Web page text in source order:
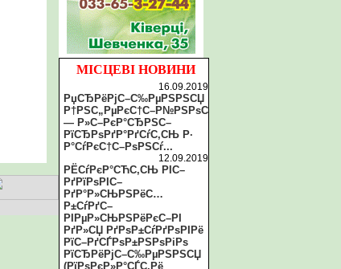
МІСЦЕВІ НОВИНИ
16.09.2019
РџСЂРёРјС–С‰РµРЅРЅСЏ
Р†РЅС„РµРєС†С–Р№РЅРѕС
— Р»С–РєР°СЂРЅС–
РїСЂРѕРґР°РґСѓС‚СЊ Р·
Р°СѓРєС†С–РѕРЅСѓ...
12.09.2019
РЁСѓРєР°СЋС‚СЊ РІС–
РґРїРѕРІС–
РґР°Р»СЊРЅРёС…
Р±СѓРґС–
РІРµР»СЊРЅРёРєС–РІ
РґР»СЏ РґРѕР±СѓРґРѕРІРё
РїС–РґСЃРѕР±РЅРѕРіРѕ
РїСЂРёРјС–С‰РµРЅРЅСЏ
(РїРѕРєР»Р°СЃС‚Рё